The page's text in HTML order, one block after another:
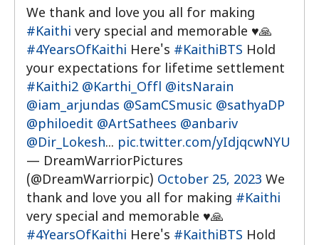
We thank and love you all for making
#Kaithi very special and memorable ♥️🙏
#4YearsOfKaithi Here's #KaithiBTS Hold
your expectations for lifetime settlement
#Kaithi2 @Karthi_Offl @itsNarain
@iam_arjundas @SamCSmusic @sathyaDP
@philoedit @ArtSathees @anbariv
@Dir_Lokesh... pic.twitter.com/yIdjqcwNYU
— DreamWarriorPictures
(@DreamWarriorpic) October 25, 2023 We
thank and love you all for making #Kaithi
very special and memorable ♥️🙏
#4YearsOfKaithi Here's #KaithiBTS Hold